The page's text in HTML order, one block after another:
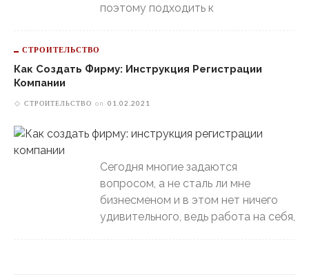
поэтому подходить к
СТРОИТЕЛЬСТВО
Как Создать Фирму: Инструкция Регистрации
Компании
СТРОИТЕЛЬСТВО on 01.02.2021
Сегодня многие задаются
вопросом, а не сталь ли мне
бизнесменом и в этом нет ничего
удивительного, ведь работа на себя,